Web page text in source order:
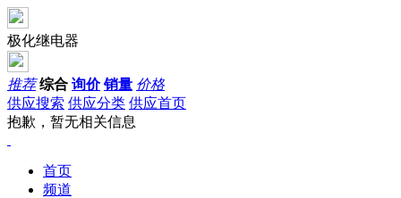
极化继电器
推荐 综合 询价 销量 价格
供应搜索 供应分类 供应首页
抱歉，暂无相关信息
首页
频道